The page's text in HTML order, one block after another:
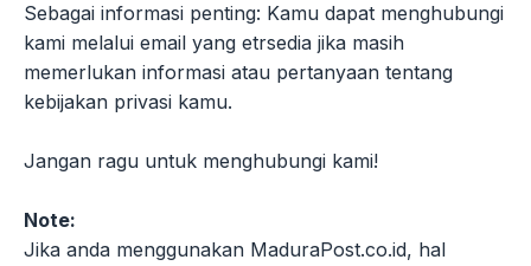
Sebagai informasi penting: Kamu dapat menghubungi
kami melalui email yang etrsedia jika masih
memerlukan informasi atau pertanyaan tentang
kebijakan privasi kamu.
Jangan ragu untuk menghubungi kami!
Note:
Jika anda menggunakan MaduraPost.co.id, hal